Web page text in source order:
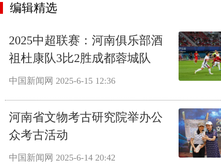
编辑精选
2025中超联赛：河南俱乐部酒
祖杜康队3比2胜成都蓉城队
中国新闻网 2025-6-15 12:36
河南省文物考古研究院举办公
众考古活动
中国新闻网 2025-6-14 20:42